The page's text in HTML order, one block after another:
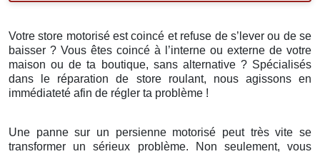
Votre store motorisé est coincé et refuse de s’lever ou de se
baisser ? Vous êtes coincé à l’interne ou externe de votre
maison ou de ta boutique, sans alternative ? Spécialisés
dans le réparation de store roulant, nous agissons en
immédiateté afin de régler ta problème !
Une panne sur un persienne motorisé peut très vite se
transformer un sérieux problème. Non seulement, vous